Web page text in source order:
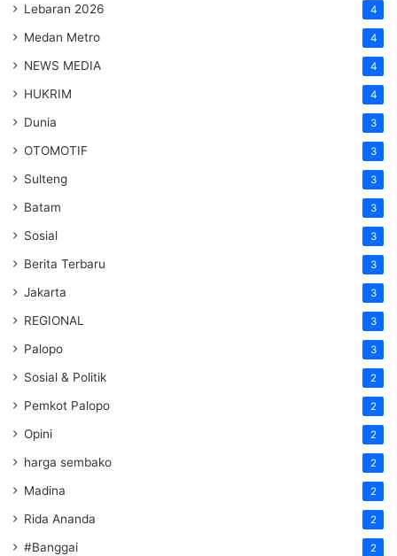
Lebaran 2026 4
Medan Metro 4
NEWS MEDIA 4
HUKRIM 4
Dunia 3
OTOMOTIF 3
Sulteng 3
Batam 3
Sosial 3
Berita Terbaru 3
Jakarta 3
REGIONAL 3
Palopo 3
Sosial & Politik 2
Pemkot Palopo 2
Opini 2
harga sembako 2
Madina 2
Rida Ananda 2
#Banggai 2